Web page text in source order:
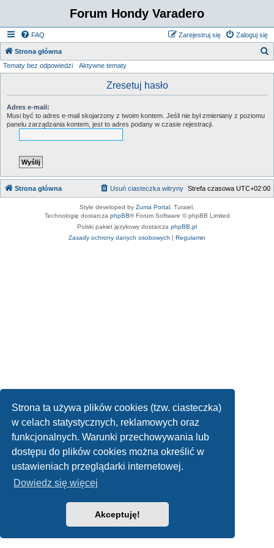
Strona ta używa plików cookies (tzw. ciasteczka)
w celach statystycznych, reklamowych oraz
funkcjonalnych. Warunki przechowywania lub
dostępu do plików cookies można określić w
ustawieniach przeglądarki internetowej.
Dowiedz się więcej
Akceptuję!
Forum Hondy Varadero
FAQ Zaloguj się
Zarejestruj się
Strona główna
Tematy bez odpowiedzi Aktywne tematy
Zresetuj hasło
Adres e-mail:
Musi być to adres e-mail skojarzony z twoim kontem. Jeśli nie był zmieniany z poziomu
panelu zarządzania kontem, jest to adres podany w czasie rejestracji.
Strona główna Strefa czasowa UTC+02:00
Usuń ciasteczka witryny
Style developed by Zuma Portal , Turaiel,
Technologię dostarcza phpBB® Forum Software © phpBB Limited
Polski pakiet językowy dostarcza phpBB.pl
Zasady ochrony danych osobowych | Regulamin